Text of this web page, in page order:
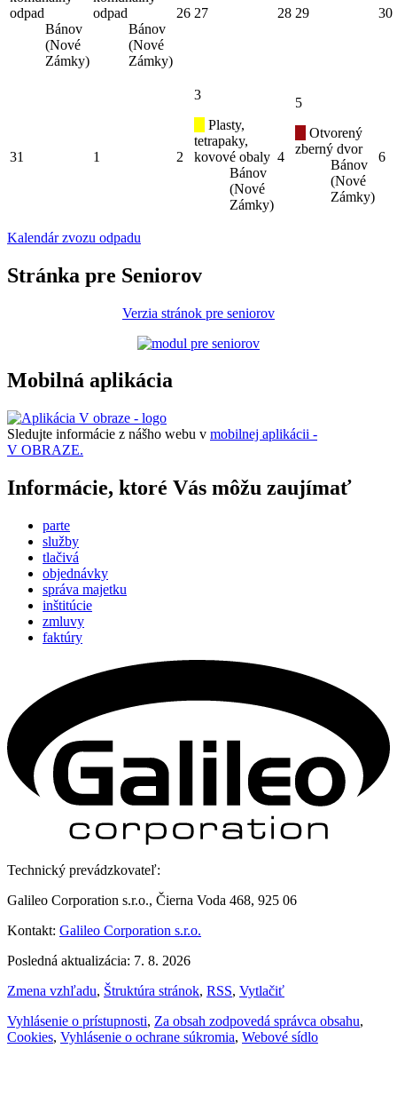
odpad
Bánov
(Nové
Zámky)
odpad
Bánov
(Nové
Zámky)
26 27 28 29 30
31 1 2
3
Plasty,
tetrapaky,
kovové obaly
Bánov
(Nové
Zámky)
4
5
Otvorený
zberný dvor
Bánov
(Nové
Zámky)
6
Kalendár zvozu odpadu
Stránka pre Seniorov
Verzia stránok pre seniorov
Mobilná aplikácia
Sledujte informácie z nášho webu v mobilnej aplikácii -
V OBRAZE.
Informácie, ktoré Vás môžu zaujímať
parte
služby
tlačivá
objednávky
správa majetku
inštitúcie
zmluvy
faktúry
Technický prevádzkovateľ:
Galileo Corporation s.r.o., Čierna Voda 468, 925 06
Kontakt: Galileo Corporation s.r.o.
Posledná aktualizácia: 7. 8. 2026
Zmena vzhľadu, Štruktúra stránok, RSS, Vytlačiť
Vyhlásenie o prístupnosti, Za obsah zodpovedá správca obsahu,
Cookies, Vyhlásenie o ochrane súkromia, Webové sídlo